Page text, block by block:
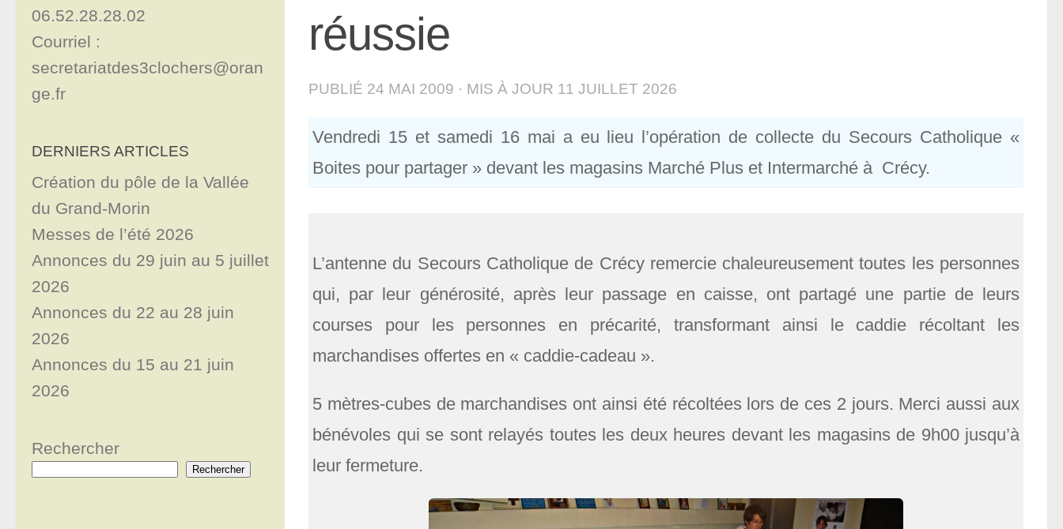
réussie
PUBLIÉ 24 MAI 2009 · MIS À JOUR 11 JUILLET 2026
Vendredi 15 et samedi 16 mai a eu lieu l’opération de collecte du Secours Catholique «
Boites pour partager » devant les magasins Marché Plus et Intermarché à Crécy.
L’antenne du Secours Catholique de Crécy remercie chaleureusement toutes les personnes
qui, par leur générosité, après leur passage en caisse, ont partagé une partie de leurs
courses pour les personnes en précarité, transformant ainsi le caddie récoltant les
marchandises offertes en « caddie-cadeau ».
5 mètres-cubes de marchandises ont ainsi été récoltées lors de ces 2 jours. Merci aussi aux
bénévoles qui se sont relayés toutes les deux heures devant les magasins de 9h00 jusqu’à
leur fermeture.
06.52.28.28.02
Courriel :
secretariatdes3clochers@oran
ge.fr
DERNIERS ARTICLES
Création du pôle de la Vallée
du Grand-Morin
Messes de l’été 2026
Annonces du 29 juin au 5 juillet
2026
Annonces du 22 au 28 juin
2026
Annonces du 15 au 21 juin
2026
Rechercher
Rechercher